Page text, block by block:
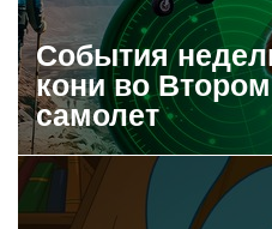
События
кони во
самолет